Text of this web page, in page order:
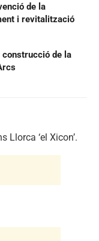
de la
i revitalització
de la
Llorca ‘el Xicon’.